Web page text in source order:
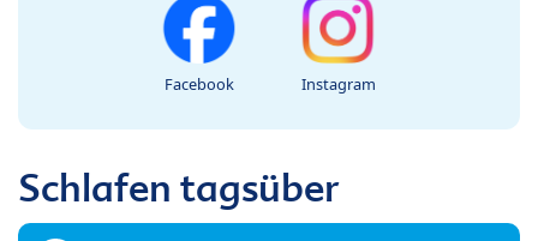
Facebook Instagram
Schlafen tagsüber